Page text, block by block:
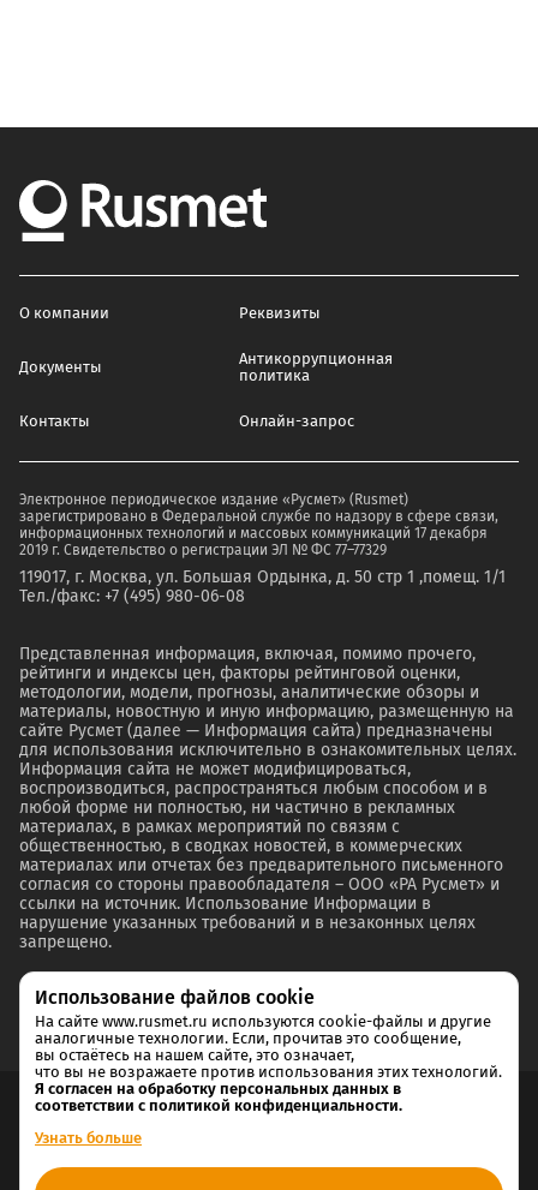
О компании Реквизиты
Документы
Антикоррупционная
политика
Контакты Онлайн-запрос
Электронное периодическое издание «Русмет» (Rusmet)
зарегистрировано в Федеральной службе по надзору в сфере связи,
информационных технологий и массовых коммуникаций 17 декабря
2019 г. Свидетельство о регистрации ЭЛ № ФС 77–77329
119017, г. Москва, ул. Большая Ордынка, д. 50 стр 1 ,помещ. 1/1
Тел./факс: +7 (495) 980-06-08
Представленная информация, включая, помимо прочего,
рейтинги и индексы цен, факторы рейтинговой оценки,
методологии, модели, прогнозы, аналитические обзоры и
материалы, новостную и иную информацию, размещенную на
сайте Русмет (далее — Информация сайта) предназначены
для использования исключительно в ознакомительных целях.
Информация сайта не может модифицироваться,
воспроизводиться, распространяться любым способом и в
любой форме ни полностью, ни частично в рекламных
материалах, в рамках мероприятий по связям с
общественностью, в сводках новостей, в коммерческих
материалах или отчетах без предварительного письменного
согласия со стороны правообладателя – ООО «РА Русмет» и
ссылки на источник. Использование Информации в
нарушение указанных требований и в незаконных целях
запрещено.
Согласие на обработку и хранение персональных данных
Использование файлов cookie
На сайте www.rusmet.ru используются cookie-файлы и другие
аналогичные технологии. Если, прочитав это сообщение,
вы остаётесь на нашем сайте, это означает,
что вы не возражаете против использования этих технологий.
Я согласен на обработку персональных данных в
соответствии с политикой конфиденциальности.
Узнать больше